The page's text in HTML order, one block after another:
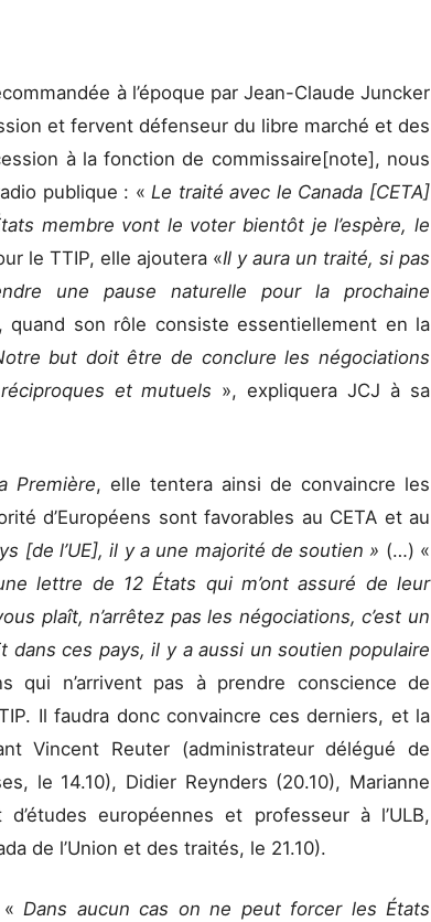
à l’époque par Jean-Claude Juncker
et fervent défenseur du libre marché et des
à la fonction de commissaire[note], nous
publique : « Le traité avec le Canada [CETA]
membre vont le voter bientôt je l’espère, le
le TTIP, elle ajoutera «Il y aura un traité, si pas
une pause naturelle pour la prochaine
quand son rôle consiste essentiellement en la
but doit être de conclure les négociations
et mutuels », expliquera JCJ à sa
Première, elle tentera ainsi de convaincre les
d’Européens sont favorables au CETA et au
[de l’UE], il y a une majorité de soutien » (…) «
lettre de 12 États qui m’ont assuré de leur
plaît, n’arrêtez pas les négociations, c’est un
dans ces pays, il y a aussi un soutien populaire
qui n’arrivent pas à prendre conscience de
Il faudra donc convaincre ces derniers, et la
Vincent Reuter (administrateur délégué de
le 14.10), Didier Reynders (20.10), Marianne
européennes et professeur à l’ULB,
de l’Union et des traités, le 21.10).
«Dans aucun cas on ne peut forcer les États